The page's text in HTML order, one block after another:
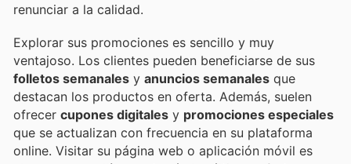
renunciar a la calidad.
Explorar sus promociones es sencillo y muy
ventajoso. Los clientes pueden beneficiarse de sus
folletos semanales y anuncios semanales que
destacan los productos en oferta. Además, suelen
ofrecer cupones digitales y promociones especiales
que se actualizan con frecuencia en su plataforma
online. Visitar su página web o aplicación móvil es